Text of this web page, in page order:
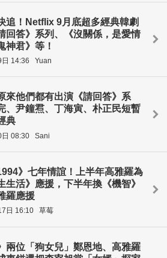
追！Netflix 9月底超多經典韓劇
回答》系列、《沒關係，是愛情
神君》等！
14:36 Yuan
來他們都有出演《請回答》系
、尹鐘焄、丁海寅、朴正民短暫
典
08:30 Sani
》七年情誼！上半年高雅羅為
生活》應援，下半年換《機智》
羅應援
日 16:10 草莓
兩位「狗女兒」鄭恩地、高雅羅